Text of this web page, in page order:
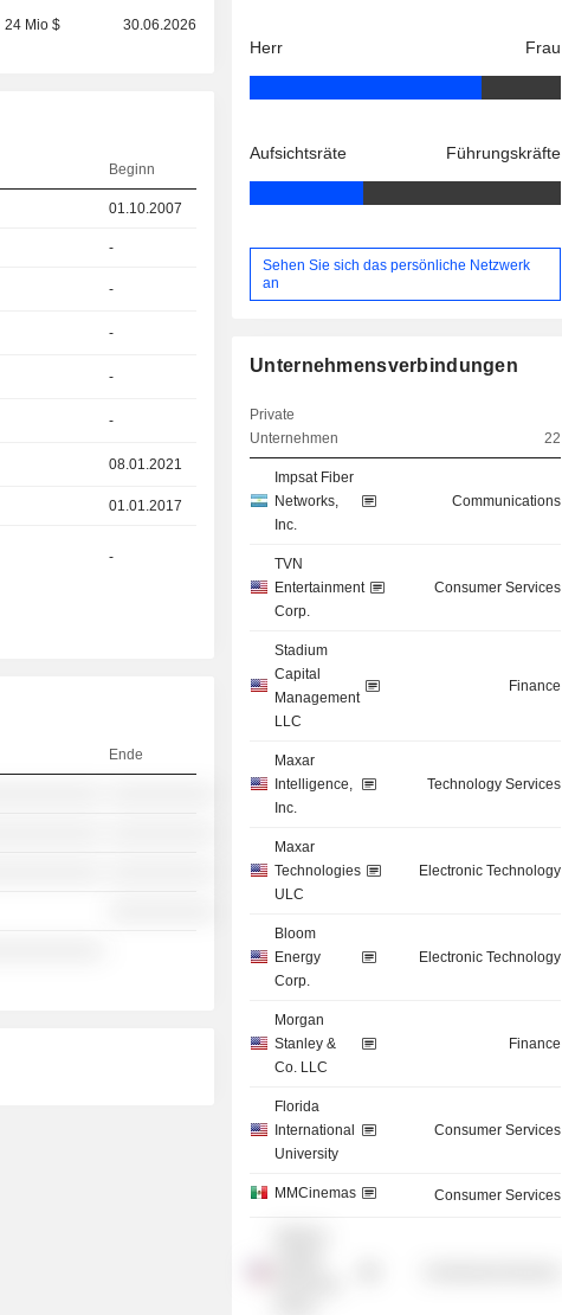
24 Mio $ 30.06.2026
Beginn
01.10.2007
-
-
-
-
-
08.01.2021
01.01.2017
-
Ende
Herr Frau
Aufsichtsräte Führungskräfte
Sehen Sie sich das persönliche Netzwerk
an
Unternehmensverbindungen
Private
Unternehmen
22
Impsat Fiber
Networks,
Inc.
Communications
TVN
Entertainment
Corp.
Consumer Services
Stadium
Capital
Management
LLC
Finance
Maxar
Intelligence,
Inc.
Technology Services
Maxar
Technologies
ULC
Electronic Technology
Bloom
Energy
Corp.
Electronic Technology
Morgan
Stanley &
Co. LLC
Finance
Florida
International
University
Consumer Services
MMCinemas Consumer Services